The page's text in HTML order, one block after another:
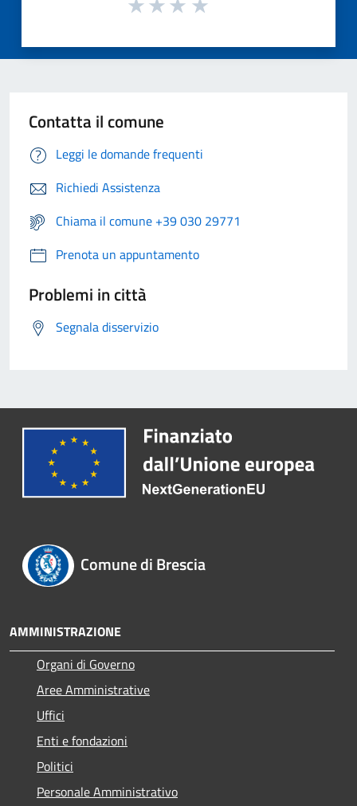
Contatta il comune
Leggi le domande frequenti
Richiedi Assistenza
Chiama il comune +39 030 29771
Prenota un appuntamento
Problemi in città
Segnala disservizio
Comune di Brescia
AMMINISTRAZIONE
Organi di Governo
Aree Amministrative
Uffici
Enti e fondazioni
Politici
Personale Amministrativo